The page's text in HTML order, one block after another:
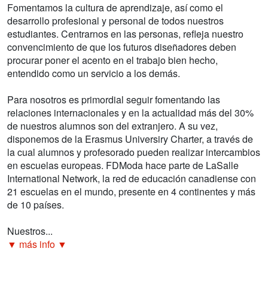
Fomentamos la cultura de aprendizaje, así como el
desarrollo profesional y personal de todos nuestros
estudiantes. Centrarnos en las personas, refleja nuestro
convencimiento de que los futuros diseñadores deben
procurar poner el acento en el trabajo bien hecho,
entendido como un servicio a los demás.
Para nosotros es primordial seguir fomentando las
relaciones internacionales y en la actualidad más del 30%
de nuestros alumnos son del extranjero. A su vez,
disponemos de la Erasmus Universiry Charter, a través de
la cual alumnos y profesorado pueden realizar intercambios
en escuelas europeas. FDModa hace parte de LaSalle
International Network, la red de educación canadiense con
21 escuelas en el mundo, presente en 4 continentes y más
de 10 países.
Nuestros...
▼ más info ▼